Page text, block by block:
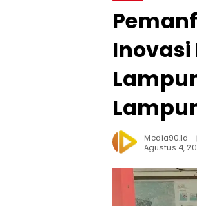
Inovasi
Media90.id
Agustus 4,